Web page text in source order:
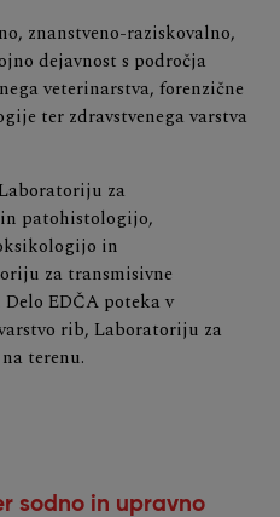
znanstveno-raziskovalno,
dejavnost s področja
veterinarstva, forenzične
ter zdravstvenega varstva
za
patohistologijo,
in
za transmisivne
EDČA poteka v
rib, Laboratoriju za
terenu.
sodno in upravno